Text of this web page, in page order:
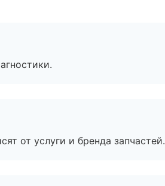
от услуги и бренда запчастей.